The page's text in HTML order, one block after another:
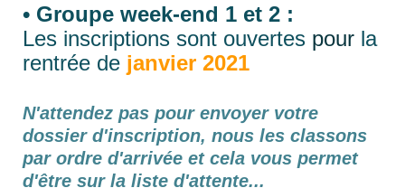
• Groupe week-end 1 et 2 :
Les inscriptions sont ouvertes pour la
rentrée de janvier 2021
N'attendez pas pour envoyer votre
dossier d'inscription, nous les classons
par ordre d'arrivée et cela vous permet
d'être sur la liste d'attente...